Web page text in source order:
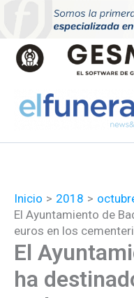
contenido
Inicio 2018
El Ayuntamiento de
euros en los
El
ha